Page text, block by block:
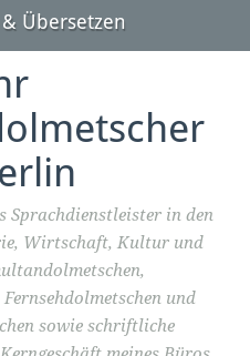
Übersetzen
Sprachdienstleister in den
Wirtschaft, Kultur und
und
sowie schriftliche